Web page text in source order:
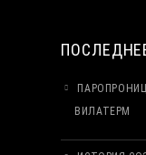
ВИЛАТЕРМ